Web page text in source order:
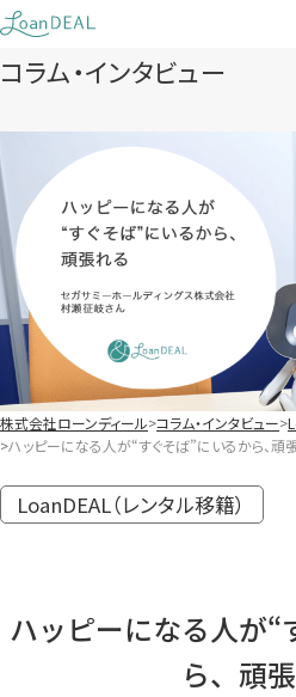
Skip
to
content
コラム・インタビュー
株式会社ローンディール コラム・インタビュー
ハッピーになる人が“すぐそば”にいるから、頑
LoanDEAL（レンタル移籍）
ハッピーになる人が“
ら、頑